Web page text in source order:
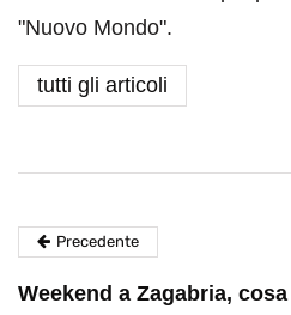
"Nuovo Mondo".
tutti gli articoli
Precedente
Weekend a Zagabria,